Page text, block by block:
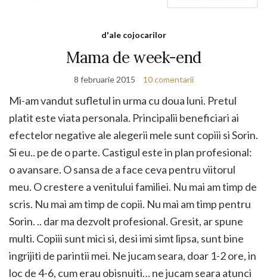
d'ale cojocarilor
Mama de week-end
8 februarie 2015 10 comentarii
Mi-am vandut sufletul in urma cu doua luni. Pretul
platit este viata personala. Principalii beneficiari ai
efectelor negative ale alegerii mele sunt copiii si Sorin.
Si eu.. pe de o parte. Castigul este in plan profesional:
o avansare. O sansa de a face ceva pentru viitorul
meu. O crestere a venitului familiei. Nu mai am timp de
scris. Nu mai am timp de copii. Nu mai am timp pentru
Sorin. .. dar ma dezvolt profesional. Gresit, ar spune
multi. Copiii sunt mici si, desi imi simt lipsa, sunt bine
ingrijiti de parintii mei. Ne jucam seara, doar 1-2 ore, in
loc de 4-6, cum erau obisnuiti… ne jucam seara atunci